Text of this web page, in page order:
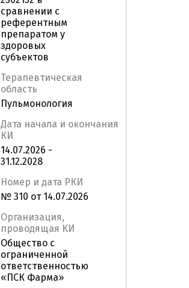
сравнении с
референтным
препаратом у
здоровых
субъектов
Терапевтическая
область
Пульмонология
Дата начала и окончания
КИ
14.07.2026 -
31.12.2028
Номер и дата РКИ
№ 310 от 14.07.2026
Организация,
проводящая КИ
Общество с
ограниченной
ответственностью
«ПСК Фарма»